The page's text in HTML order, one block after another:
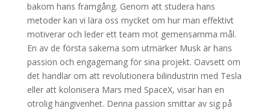
bakom hans framgång. Genom att studera hans
metoder kan vi lära oss mycket om hur man effektivt
motiverar och leder ett team mot gemensamma mål.
En av de första sakerna som utmärker Musk är hans
passion och engagemang för sina projekt. Oavsett om
det handlar om att revolutionera bilindustrin med Tesla
eller att kolonisera Mars med SpaceX, visar han en
otrolig hängivenhet. Denna passion smittar av sig på